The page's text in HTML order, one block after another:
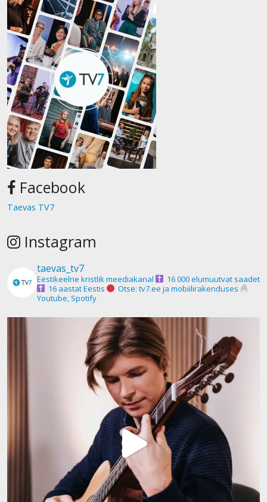
Facebook
Taevas TV7
Instagram
taevas_tv7
Eestikeelne kristlik meediakanal
16 000 elumuutvat saadet
16 aastat Eestis
Otse: tv7.ee ja mobiilirakenduses
Youtube, Spotify